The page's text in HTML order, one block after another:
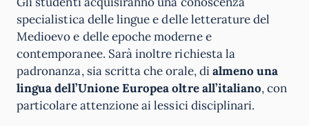
specialistica delle lingue e delle letterature del
Medioevo e delle epoche moderne e
contemporanee. Sarà inoltre richiesta la
padronanza, sia scritta che orale, dialmeno una
lingua dell’Unione Europea oltre all’italiano, con
particolare attenzione ai lessici disciplinari.